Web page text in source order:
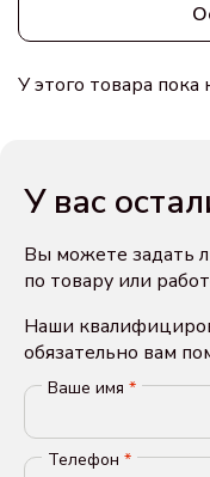
У этого товара пока
У вас
Вы можете задать
по товару или
Наши
обязательно вам
Ваше имя *
Телефон *